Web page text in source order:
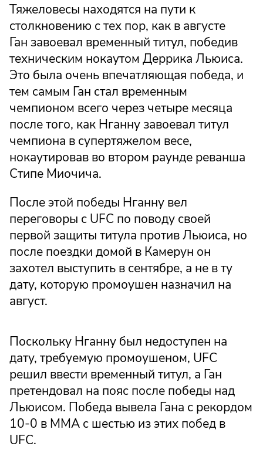
Тяжеловесы находятся на пути к
столкновению с тех пор, как в августе
Ган завоевал временный титул, победив
техническим нокаутом Деррика Льюиса.
Это была очень впечатляющая победа, и
тем самым Ган стал временным
чемпионом всего через четыре месяца
после того, как Нганну завоевал титул
чемпиона в супертяжелом весе,
нокаутировав во втором раунде реванша
Стипе Миочича.
После этой победы Нганну вел
переговоры с UFC по поводу своей
первой защиты титула против Льюиса, но
после поездки домой в Камерун он
захотел выступить в сентябре, а не в ту
дату, которую промоушен назначил на
август.
Поскольку Нганну был недоступен на
дату, требуемую промоушеном, UFC
решил ввести временный титул, а Ган
претендовал на пояс после победы над
Льюисом. Победа вывела Гана с рекордом
10-0 в ММА с шестью из этих побед в
UFC.